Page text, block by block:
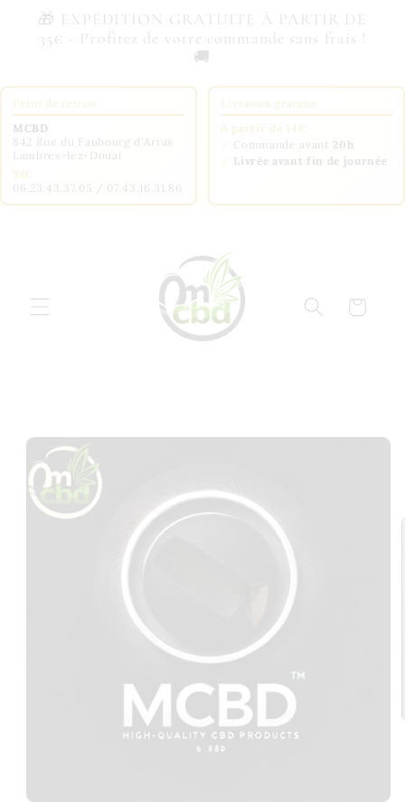
passer
au
🎁 EXPÉDITION GRATUITE À PARTIR DE
35€ - Profitez de votre commande sans frais !
🚚
Point de retrait
MCBD
842 Rue du Faubourg d'Arras
Lambres-lez-Douai
Tél:
06.23.43.37.05 / 07.43.16.31.86
Livraison gratuite
À partir de 14€
✓ Commande avant 20h
✓ Livrée avant fin de journée
Panier
informations
produits